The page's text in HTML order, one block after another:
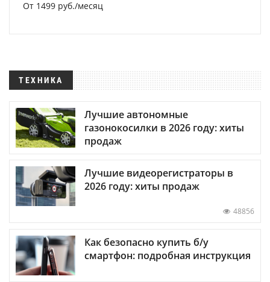
От 1499 руб./месяц
ТЕХНИКА
Лучшие автономные
газонокосилки в 2026 году: хиты
продаж
Лучшие видеорегистраторы в
2026 году: хиты продаж
48856
Как безопасно купить б/у
смартфон: подробная инструкция